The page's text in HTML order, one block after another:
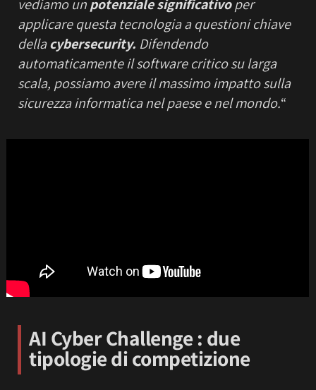
vediamo unpotenziale significativoper
applicare questa tecnologia a questioni chiave
dellacybersecurity. Difendendo
automaticamente il software critico su larga
scala, possiamo avere il massimo impatto sulla
sicurezza informatica nel paese e nel mondo.“
AI Cyber Challenge : due
tipologie di competizione